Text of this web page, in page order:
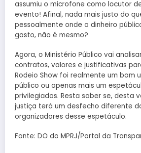
assumiu o microfone como locutor
evento! Afinal, nada mais justo do
pessoalmente onde o dinheiro
gasto, não é mesmo?
Agora, o Ministério Público vai
contratos, valores e justificativas
Rodeio Show foi realmente um bom
público ou apenas mais um
privilegiados. Resta saber se, desta
justiça terá um desfecho diferente
organizadores desse espetáculo.
Fonte: DO do MPRJ/Portal da